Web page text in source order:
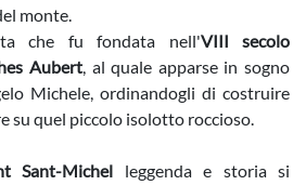
monte.
che fu fondata nell'VIII secolo
Aubert, al quale apparse in sogno
Michele, ordinandogli di costruire
su quel piccolo isolotto roccioso.
Sant-Michel leggenda e storia si